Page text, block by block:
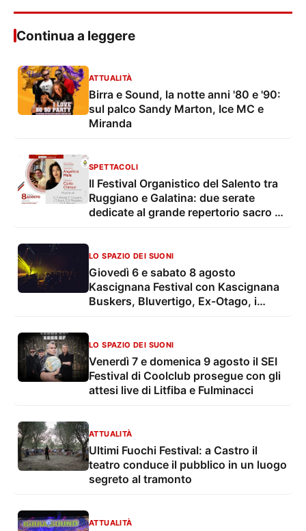
Continua a leggere
ATTUALITÀ
Birra e Sound, la notte anni '80 e '90:
sul palco Sandy Marton, Ice MC e
Miranda
SPETTACOLI
Il Festival Organistico del Salento tra
Ruggiano e Galatina: due serate
dedicate al grande repertorio sacro e
LO SPAZIO DEI SUONI
Giovedì 6 e sabato 8 agosto
Kascignana Festival con Kascignana
Buskers, Bluvertigo, Ex-Otago, i
LO SPAZIO DEI SUONI
Venerdì 7 e domenica 9 agosto il SEI
Festival di Coolclub prosegue con gli
attesi live di Litfiba e Fulminacci
ATTUALITÀ
Ultimi Fuochi Festival: a Castro il
teatro conduce il pubblico in un luogo
segreto al tramonto
ATTUALITÀ